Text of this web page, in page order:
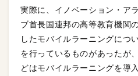
実際に、イノベーション・ア
ブ首長国連邦の高等教育機関
したモバイルラーニングにつ
を行っているものがあったが
どはモバイルラーニングを導